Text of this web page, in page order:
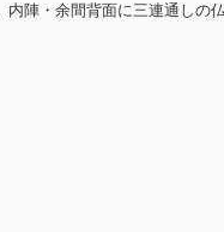
陣・余間背面に三連通し